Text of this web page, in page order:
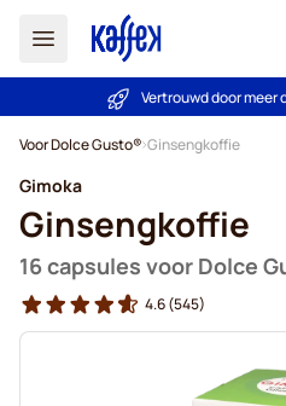
Prijsgarantie -
Vertrouwd door
Voor Dolce Gusto® Ginsengkoffie
Gimoka
Ginsengkoffie
16 capsules voor Dolce
4.6(545)